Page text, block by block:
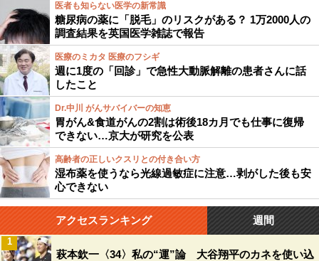
医者も知らない医学の新常識
糖尿病の薬に「脱毛」のリスクがある？ 1万2000人の
調査結果を英国医学雑誌で報告
医療のミカタ 医療のフシギ
週に1度の「回診」で急性大動脈解離の患者さんに話
したこと
Dr.中川 がんサバイバーの知恵
胃がん&食道がんの2割は術後18カ月でも仕事に復帰
できない…京大が研究を公表
高齢者の正しいクスリとの付き合い方
湿布薬を使うなら光線過敏症に注意…剥がした後も安
心できない
アクセスランキング 週間
萩本欽一〈34〉私の“運”論 大谷翔平のカネを使い込
1